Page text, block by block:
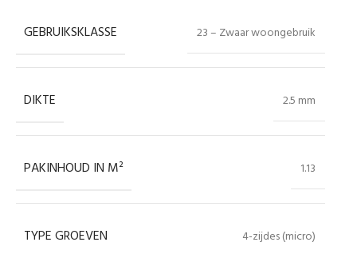
GEBRUIKSKLASSE 23 – Zwaar woongebruik
DIKTE 2.5 mm
PAKINHOUD IN M² 1.13
TYPE GROEVEN 4-zijdes (micro)